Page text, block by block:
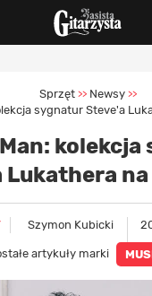
Sprzęt >> Newsy >>
sygnatur Steve'a
Lukathera
Szymon Kubicki
artykuły marki